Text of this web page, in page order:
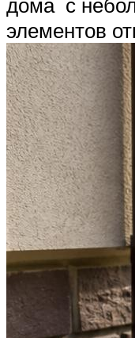
элементов